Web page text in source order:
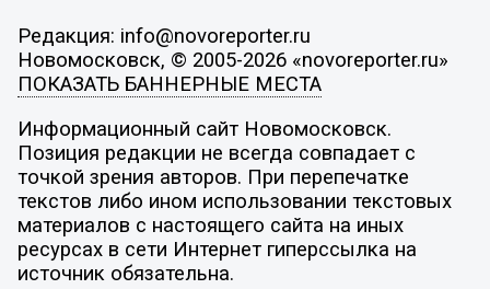
Редакция: info@novoreporter.ru
Новомосковск, © 2005-2026 «novoreporter.ru»
ПОКАЗАТЬ БАННЕРНЫЕ МЕСТА
Информационный сайт Новомосковск.
Позиция редакции не всегда совпадает с
точкой зрения авторов. При перепечатке
текстов либо ином использовании текстовых
материалов с настоящего сайта на иных
ресурсах в сети Интернет гиперссылка на
источник обязательна.